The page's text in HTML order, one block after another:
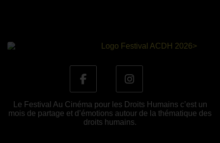
Le Festival Au Cinéma pour les Droits Humains c’est un
mois de partage et d’émotions autour de la thématique des
droits humains.